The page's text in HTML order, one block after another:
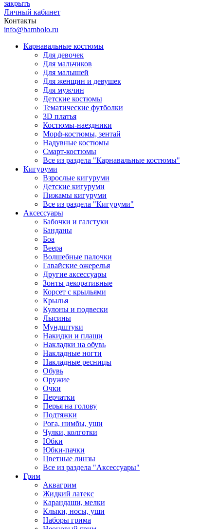
закрыть
Личный кабинет
Контакты
info@bambolo.ru
Карнавальные костюмы
Для девочек
Для мальчиков
Для малышей
Для женщин и девушек
Для мужчин
Детские костюмы
Тематические футболки
3D платья
Костюмы-наездники
Морф-костюмы, зентай
Надувные костюмы
Смарт-костюмы
Все из раздела "Карнавальные костюмы"
Кигуруми
Взрослые кигуруми
Детские кигуруми
Пижамы кигуруми
Все из раздела "Кигуруми"
Аксессуары
Бабочки и галстуки
Банданы
Боа
Веера
Волшебные палочки
Гавайские ожерелья
Другие аксессуары
Зонты декоративные
Корсет с крыльями
Крылья
Кулоны и подвески
Лысины
Мундштуки
Накидки и плащи
Накладки на обувь
Накладные ногти
Накладные ресницы
Обувь
Оружие
Очки
Перчатки
Перья на голову
Подтяжки
Рога, нимбы, уши
Чулки, колготки
Юбки
Юбки-пачки
Цветные линзы
Все из раздела "Аксессуары"
Грим
Аквагрим
Жидкий латекс
Карандаши, мелки
Клыки, носы, уши
Наборы грима